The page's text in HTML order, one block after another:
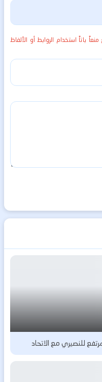
باتاً استخدام الروابط أو الألفاظ
للنصيري مع الاتحاد